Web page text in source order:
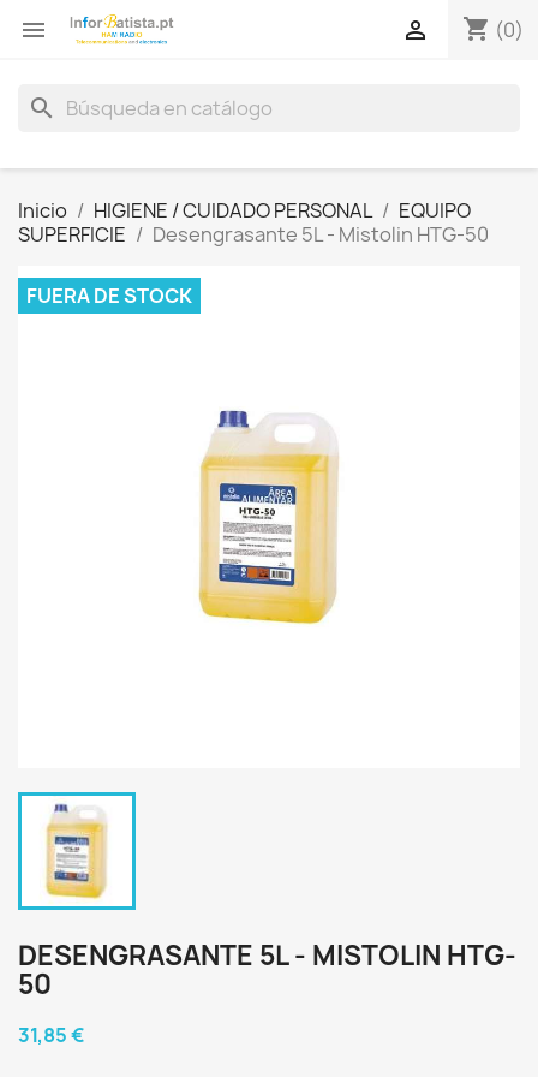
 shopping_cart (0)

search
Inicio HIGIENE / CUIDADO PERSONAL
EQUIPO
SUPERFICIE
Desengrasante 5L - Mistolin HTG-50
FUERA DE STOCK
DESENGRASANTE 5L - MISTOLIN HTG-
50
31,85 €